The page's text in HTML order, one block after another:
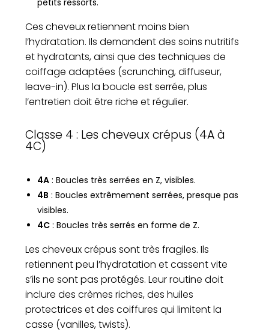
Ces cheveux retiennent moins bien
l’hydratation. Ils demandent des soins nutritifs
et hydratants, ainsi que des techniques de
coiffage adaptées (scrunching, diffuseur,
leave-in). Plus la boucle est serrée, plus
l’entretien doit être riche et régulier.
Classe 4 : Les cheveux crépus (4A à
4C)
4A : Boucles très serrées en Z, visibles.
4B : Boucles extrêmement serrées, presque pas
visibles.
4C : Boucles très serrés en forme de Z.
Les cheveux crépus sont très fragiles. Ils
retiennent peu l’hydratation et cassent vite
s’ils ne sont pas protégés. Leur routine doit
inclure des crèmes riches, des huiles
protectrices et des coiffures qui limitent la
casse (vanilles, twists).